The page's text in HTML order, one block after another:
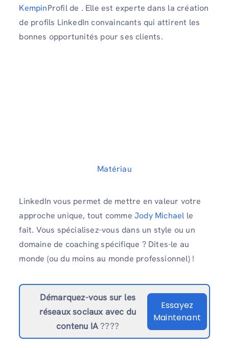
KempinProfil de . Elle est experte dans la création
de profils LinkedIn convaincants qui attirent les
bonnes opportunités pour ses clients.
Matériau
LinkedIn vous permet de mettre en valeur votre
approche unique, tout comme Jody Michael le
fait. Vous spécialisez-vous dans un style ou un
domaine de coaching spécifique ? Dites-le au
monde (ou du moins au monde professionnel) !
Démarquez-vous sur les
réseaux sociaux avec du
contenu IA????
Essayez
Maintenant